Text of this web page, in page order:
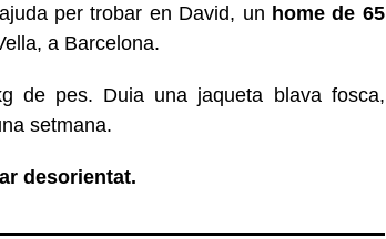
per trobar en David, un home de 65
a Barcelona.
de pes. Duia una jaqueta blava fosca,
setmana.
desorientat.